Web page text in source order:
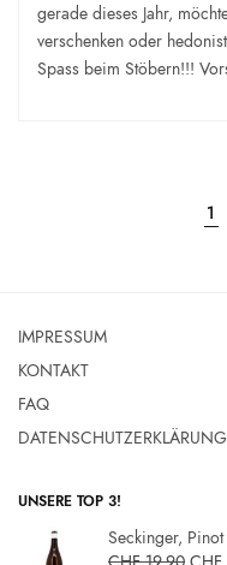
gerade dieses Jahr,
verschenken oder
Spass beim Stöbern!!!
1
IMPRESSUM
KONTAKT
FAQ
DATENSCHUTZERKLÄRUNG
UNSERE TOP 3!
Seckinger,